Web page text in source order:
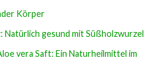
Körper
Natürlich gesund mit Süßholzwurzel
vera Saft: Ein Naturheilmittel im